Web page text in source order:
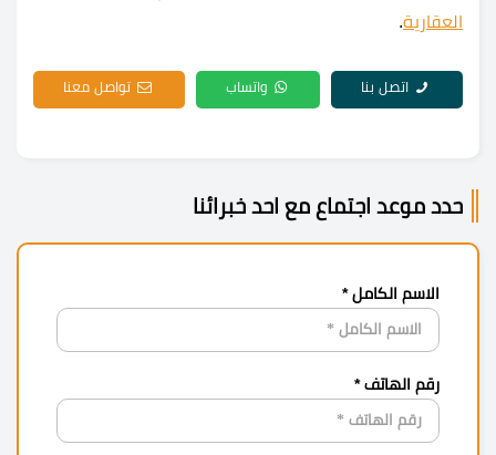
العقارية.
اتصل بنا واتساب تواصل معنا
حدد موعد اجتماع مع احد خبرائنا
الاسم الكامل *
رقم الهاتف *